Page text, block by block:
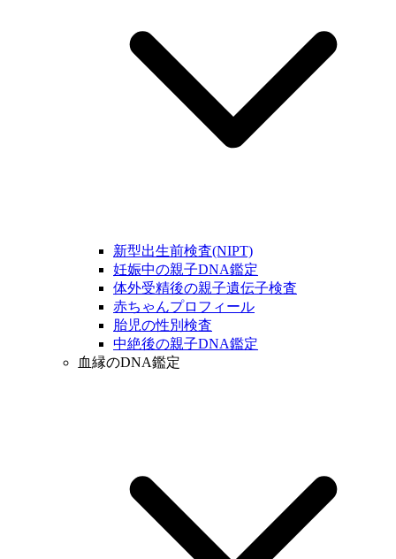
新型出生前検査(NIPT)
妊娠中の親子DNA鑑定
体外受精後の親子遺伝子検査
赤ちゃんプロフィール
胎児の性別検査
中絶後の親子DNA鑑定
血縁のDNA鑑定